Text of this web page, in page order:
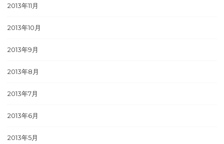
2013年11月
2013年10月
2013年9月
2013年8月
2013年7月
2013年6月
2013年5月